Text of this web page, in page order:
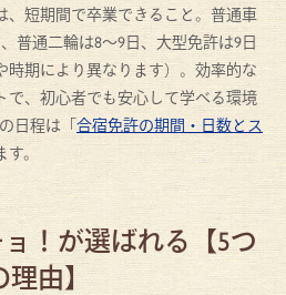
、短期間で卒業できること。普通車
普通二輪は8〜9日、大型免許は9日
期により異なります）。効率的な
で、初心者でも安心して学べる環境
日程は「合宿免許の期間・日数とス
。
！が選ばれる【5つ
理由】